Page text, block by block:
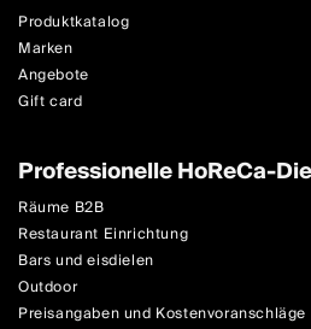
Produktkatalog
Marken
Angebote
Gift card
Professionelle HoReCa-
Räume B2B
Restaurant Einrichtung
Bars und eisdielen
Outdoor
Preisangaben und Kostenvoranschläge